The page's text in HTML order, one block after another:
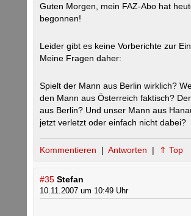
Guten Morgen, mein FAZ-Abo hat
begonnen!
Leider gibt es keine Vorberichte zur
Meine Fragen daher:
Spielt der Mann aus Berlin wirklich?
den Mann aus Österreich faktisch?
aus Berlin? Und unser Mann aus
jetzt verletzt oder einfach nicht dabei?
Kommentieren | Antworten | ⇑ Top
#35 Stefan
10.11.2007 um 10:49 Uhr